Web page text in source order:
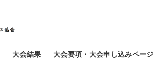
大会結果 大会要項・大会申し込みページ